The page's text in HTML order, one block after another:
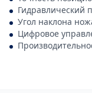
Гидравлический
Угол наклона
Цифровое